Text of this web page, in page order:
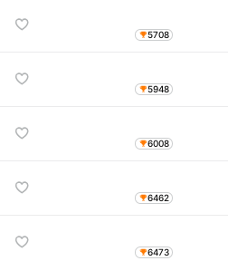
5708
5948
6008
6462
6473